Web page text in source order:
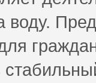
воду.